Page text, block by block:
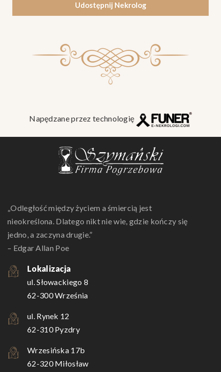
Udostępnij Nekrolog
Napędzane przez technologię
„Odległość między życiem a śmiercią jest
nieokreślona. Dlatego nikt nie wie, gdzie kończy się
jedno, a zaczyna drugie.”
– Edgar Allan Poe
Lokalizacja
ul. Słowackiego 8
62-300 Września
ul. Rynek 12
62-310 Pyzdry
Wrzesińska 17b
62-320 Miłosław